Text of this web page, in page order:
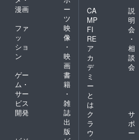
漫画
ー
ツ
ファ
ッ
ショ
ン
映
像
・
映
画
ゲー
ム・
サー
ビス
開発
書
籍
・
雑
誌
出
版
CA
MP
FI
RE
ア
カ
デ
ミ
ー
と
は
説
明
会
・
相
談
会
ク
ラ
ウ
サ
ポ
ー